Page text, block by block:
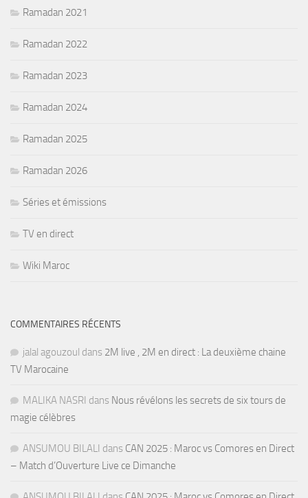
Ramadan 2021
Ramadan 2022
Ramadan 2023
Ramadan 2024
Ramadan 2025
Ramadan 2026
Séries et émissions
TV en direct
Wiki Maroc
COMMENTAIRES RÉCENTS
jalal agouzoul dans 2M live , 2M en direct : La deuxième chaine
TV Marocaine
MALIKA NASRI dans Nous révélons les secrets de six tours de
magie célèbres
ANSUMOU BILALI dans CAN 2025 : Maroc vs Comores en Direct
– Match d’Ouverture Live ce Dimanche